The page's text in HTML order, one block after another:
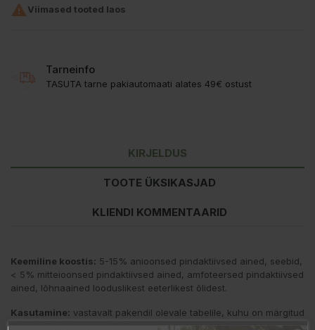
 Viimased tooted laos
Tarneinfo
TASUTA tarne pakiautomaati alates 49€ ostust
KIRJELDUS
TOOTE ÜKSIKASJAD
KLIENDI KOMMENTAARID
Keemiline koostis: 5-15% anioonsed pindaktiivsed ained, seebid,
< 5% mitteioonsed pindaktiivsed ained, amfoteersed pindaktiivsed
ained, lõhnaained looduslikest eeterlikest õlidest.
Kasutamine: vastavalt pakendil olevale tabelile, kuhu on märgitud